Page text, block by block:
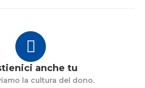
anche tu
la cultura del dono.